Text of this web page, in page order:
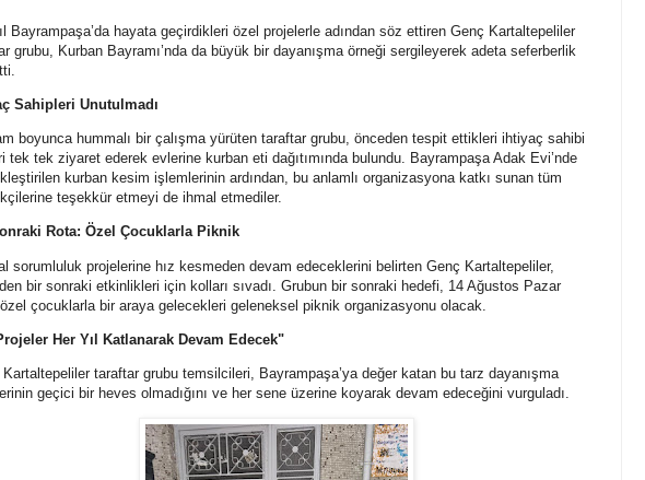
Bayrampaşa’da hayata geçirdikleri özel projelerle adından söz ettiren Genç Kartaltepeliler
grubu, Kurban Bayramı’nda da büyük bir dayanışma örneği sergileyerek adeta seferberlik
Sahipleri Unutulmadı
boyunca hummalı bir çalışma yürüten taraftar grubu, önceden tespit ettikleri ihtiyaç sahibi
tek tek ziyaret ederek evlerine kurban eti dağıtımında bulundu. Bayrampaşa Adak Evi’nde
kurban kesim işlemlerinin ardından, bu anlamlı organizasyona katkı sunan tüm
teşekkür etmeyi de ihmal etmediler.
Rota: Özel Çocuklarla Piknik
sorumluluk projelerine hız kesmeden devam edeceklerini belirten Genç Kartaltepeliler,
bir sonraki etkinlikleri için kolları sıvadı. Grubun bir sonraki hedefi, 14 Ağustos Pazar
çocuklarla bir araya gelecekleri geleneksel piknik organizasyonu olacak.
Her Yıl Katlanarak Devam Edecek"
taraftar grubu temsilcileri, Bayrampaşa’ya değer katan bu tarz dayanışma
geçici bir heves olmadığını ve her sene üzerine koyarak devam edeceğini vurguladı.